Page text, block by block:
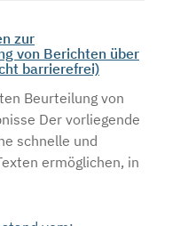
zur
von Berichten über
barrierefrei)
Beurteilung von
Der vorliegende
schnelle und
ermöglichen, in